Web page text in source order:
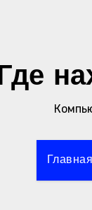
Главная